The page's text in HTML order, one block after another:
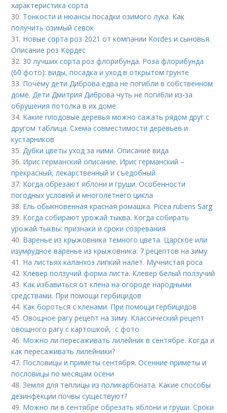
характеристика сорта
30. Тонкости и нюансы посадки озимого лука. Как
получить озимый севок
31. Новые сорта роз 2021 от компании Kordes и сыновья.
Описание роз Кордес
32. 30 лучших сорта роз флорибунда. Роза флорибунда
(60 фото): виды, посадка и уход в открытом грунте
33. Почему дети Диброва едва не погибли в собственном
доме. Дети Дмитрия Диброва чуть не погибли из-за
обрушения потолка в их доме
34. Какие плодовые деревья можно сажать рядом друг с
другом таблица. Схема совместимости деревьев и
кустарников
35.Дубки цветы уход за ними. Описание вида
36. Ирис германский описание. Ирис германский –
прекрасный, лекарственный и съедобный
37. Когда обрезают яблони и груши. Особенности
погодных условий и многолетнего цикла
38. Ель обыкновенная красная ромашка. Picea rubens Sarg
39. Когда собирают урожай тыква. Когда собирать
урожай тыквы: признаки и сроки созревания
40. Варенье из крыжовника темного цвета. Царское или
изумрудное варенье из крыжовника: 7 рецептов на зиму
41. На листьях каланхоэ липкий налет. Мучнистая роса
42. Клевер ползучий форма листа. Клевер белый ползучий
43. Как избавиться от клена на огороде народными
средствами. При помощи гербицидов
44. Как бороться с кленами. При помощи гербицидов
45.Овощное рагу рецепт на зиму. Классический рецепт
овощного рагу с картошкой, с фото
46. Можно ли пересаживать лилейник в сентябре. Когда и
как пересаживать лилейники?
47. Пословицы и приметы сентября. Осенние приметы и
пословицы по месяцам осени
48.Земля для теплицы из поликарбоната. Какие способы
дезинфекции почвы существуют?
49. Можно ли в сентябре обрезать яблони и груши. Сроки